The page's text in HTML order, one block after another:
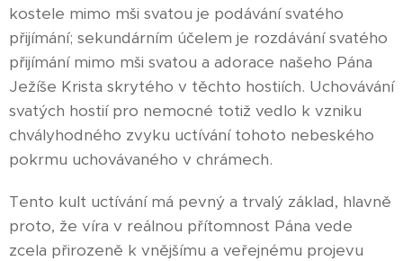
kostele mimo mši svatou je podávání svatého
přijímání; sekundárním účelem je rozdávání svatého
přijímání mimo mši svatou a adorace našeho Pána
Ježíše Krista skrytého v těchto hostiích. Uchovávání
svatých hostií pro nemocné totiž vedlo k vzniku
chvályhodného zvyku uctívání tohoto nebeského
pokrmu uchovávaného v chrámech.
Tento kult uctívání má pevný a trvalý základ, hlavně
proto, že víra v reálnou přítomnost Pána vede
zcela přirozeně k vnějšímu a veřejnému projevu